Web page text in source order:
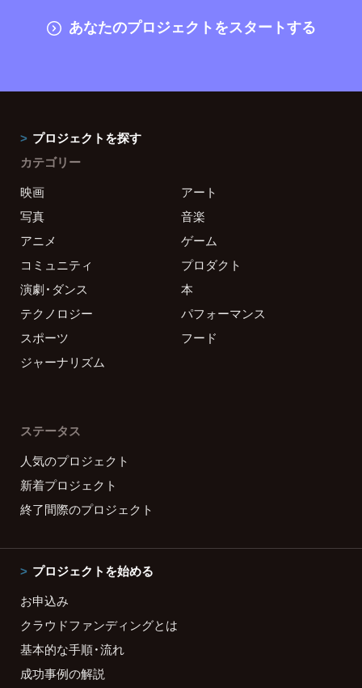
あなたのプロジェクトをスタートする
プロジェクトを探す
カテゴリー
映画
アート
写真
音楽
アニメ
ゲーム
コミュニティ
プロダクト
演劇・ダンス
本
テクノロジー
パフォーマンス
スポーツ
フード
ジャーナリズム
ステータス
人気のプロジェクト
新着プロジェクト
終了間際のプロジェクト
プロジェクトを始める
お申込み
クラウドファンディングとは
基本的な手順・流れ
成功事例の解説